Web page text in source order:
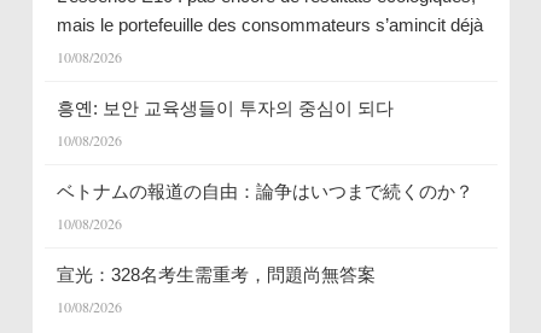
mais le portefeuille des consommateurs s’amincit déjà
10/08/2026
흥옌: 보안 교육생들이 투자의 중심이 되다
10/08/2026
ベトナムの報道の自由：論争はいつまで続くのか？
10/08/2026
宣光：328名考生需重考，問題尚無答案
10/08/2026